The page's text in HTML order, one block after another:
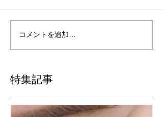
コメントを追加…
特集記事